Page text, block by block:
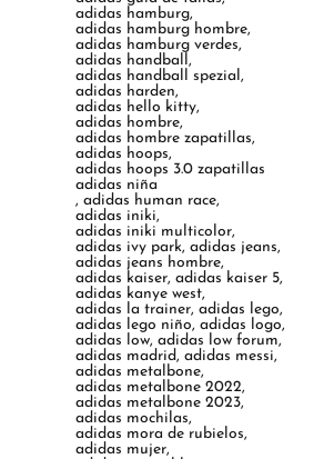
adidas hamburg,
adidas hamburg hombre,
adidas hamburg verdes,
adidas handball,
adidas handball spezial,
adidas harden,
adidas hello kitty,
adidas hombre,
adidas hombre zapatillas,
adidas hoops,
adidas hoops 3.0 zapatillas
adidas niña
,adidas human race,
adidas iniki,
adidas iniki multicolor,
adidas ivy park,adidas jeans,
adidas jeans hombre,
adidas kaiser,adidas kaiser 5,
adidas kanye west,
adidas la trainer,adidas lego,
adidas lego niño,adidas logo,
adidas low,adidas low forum,
adidas madrid,adidas messi,
adidas metalbone,
adidas metalbone 2022,
adidas metalbone 2023,
adidas mochilas,
adidas mora de rubielos,
adidas mujer,